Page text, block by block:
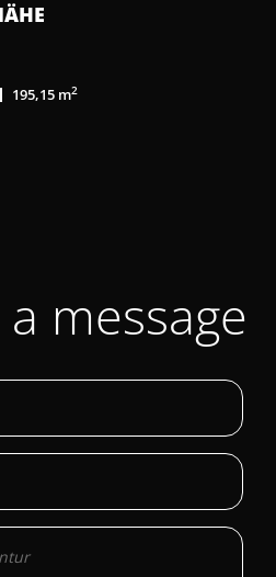
UND PARKPLATZ
40,00 m2
message